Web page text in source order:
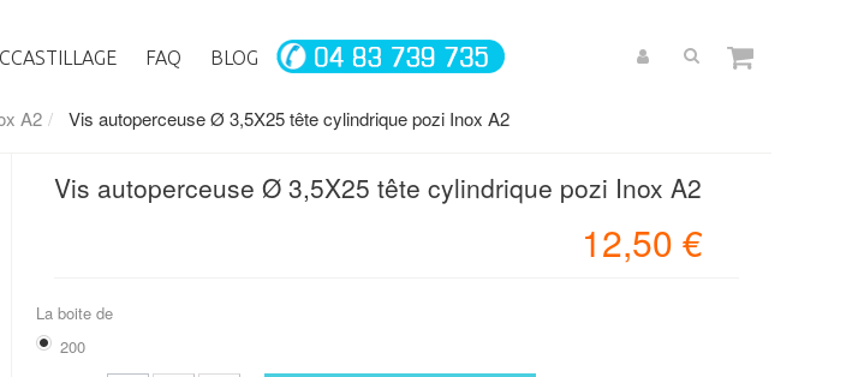
FAQ BLOG
A2 Vis autoperceuse Ø 3,5X25 tête cylindrique pozi Inox A2
Vis autoperceuse Ø 3,5X25 tête cylindrique pozi Inox A2
12,50 €
La boite de
200